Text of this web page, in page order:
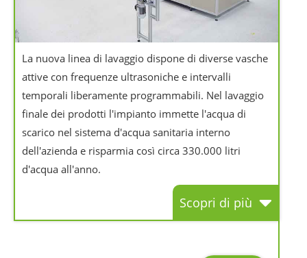
La nuova linea di lavaggio dispone di diverse vasche
attive con frequenze ultrasoniche e intervalli
temporali liberamente programmabili. Nel lavaggio
finale dei prodotti l'impianto immette l'acqua di
scarico nel sistema d'acqua sanitaria interno
dell'azienda e risparmia così circa 330.000 litri
d'acqua all'anno.
Scopri di più